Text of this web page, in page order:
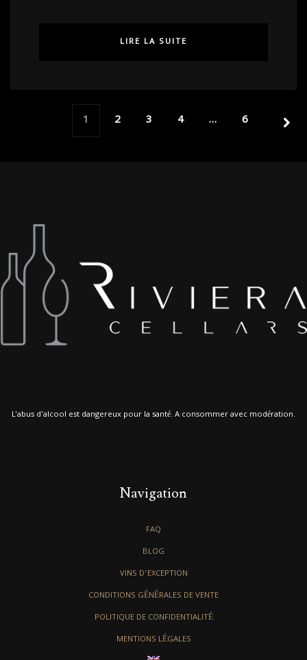
LIRE LA SUITE
1 2 3 4 … 6
L'abus d'alcool est dangereux pour la santé. A consommer avec modération.
Navigation
FAQ
BLOG
VINS D’EXCEPTION
CONDITIONS GÉNÉRALES DE VENTE
POLITIQUE DE CONFIDENTIALITÉ
MENTIONS LÉGALES